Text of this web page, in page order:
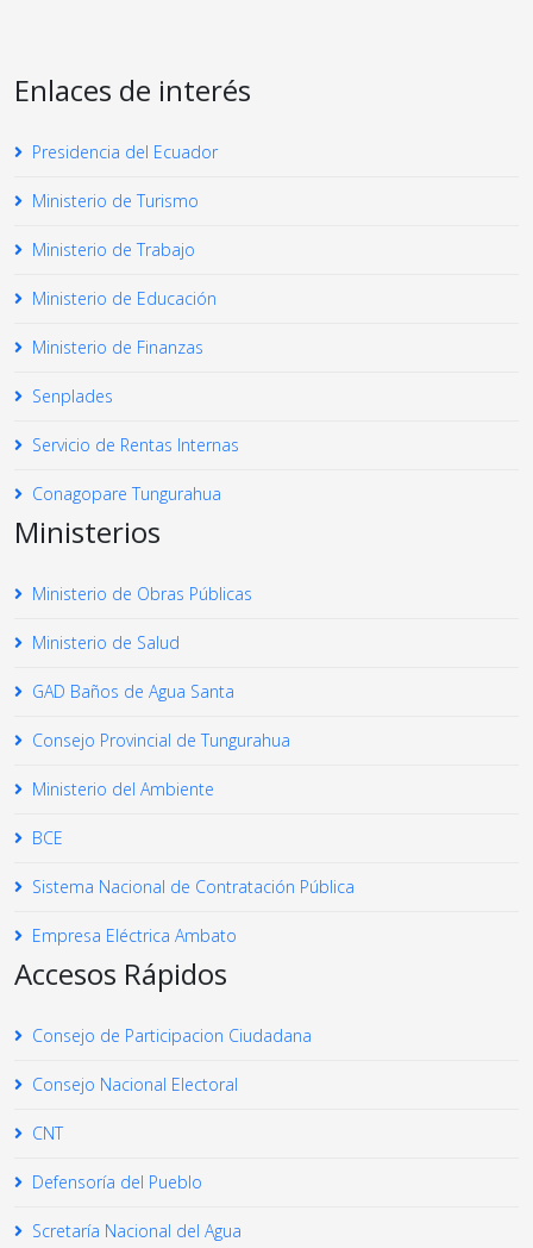
Enlaces de interés
Presidencia del Ecuador
Ministerio de Turismo
Ministerio de Trabajo
Ministerio de Educación
Ministerio de Finanzas
Senplades
Servicio de Rentas Internas
Conagopare Tungurahua
Ministerios
Ministerio de Obras Públicas
Ministerio de Salud
GAD Baños de Agua Santa
Consejo Provincial de Tungurahua
Ministerio del Ambiente
BCE
Sistema Nacional de Contratación Pública
Empresa Eléctrica Ambato
Accesos Rápidos
Consejo de Participacion Ciudadana
Consejo Nacional Electoral
CNT
Defensoría del Pueblo
Scretaría Nacional del Agua